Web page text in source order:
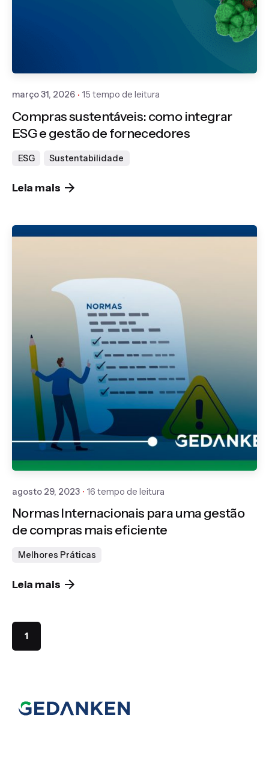
março 31, 2026 15 tempo de leitura
Compras sustentáveis: como integrar
ESG e gestão de fornecedores
ESG Sustentabilidade
Leia mais
Publicado por
Gedanken
agosto 29, 2023 16 tempo de leitura
Normas Internacionais para uma gestão
de compras mais eficiente
Melhores Práticas
Leia mais
1